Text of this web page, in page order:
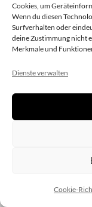
Cookies, um
Wenn du diesen
Surfverhalten oder
deine Zustimmung nicht
Merkmale und
Dienste verwalten
Cookie-
Copyright 2020